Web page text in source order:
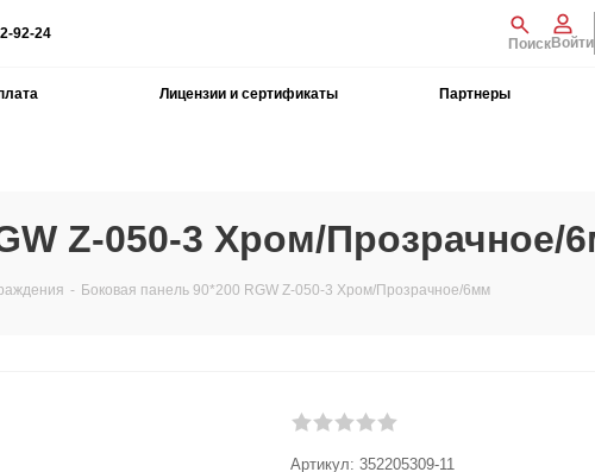
92-24
ПоискВойти
Лицензии и сертификаты Партнеры
Z-050-3 Хром/Прозрачное/
- Боковая панель 90*200 RGW Z-050-3 Хром/Прозрачное/6мм
Артикул: 352205309-11